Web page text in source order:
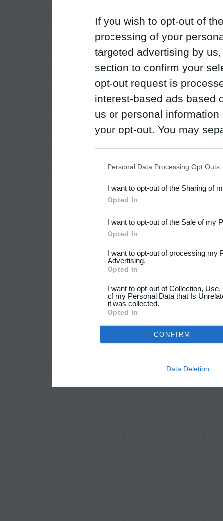
If you wish to opt-out of
processing of your
targeted advertising by
section to confirm your
opt-out request is
interest-based ads based
us or personal
your opt-out. You may
Downstream Participants
third parties.
Personal Data Processing Opt Outs
I want to opt-out of the Sharing of
Opted In
I want to opt-out of the Sale of my
Opted In
I want to opt-out of processing my
Advertising.
Opted In
I want to opt-out of Collection,
of my Personal Data that Is
it was collected.
Opted In
CONFIRM
Data Deletion